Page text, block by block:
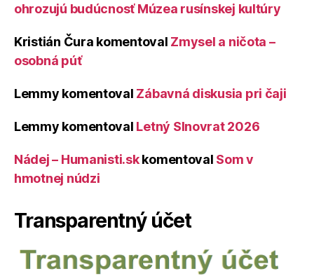
ohrozujú budúcnosť Múzea rusínskej kultúry
Kristián Čura komentoval Zmysel a ničota –
osobná púť
Lemmy komentoval Zábavná diskusia pri čaji
Lemmy komentoval Letný Slnovrat 2026
Nádej – Humanisti.skkomentoval Som v
hmotnej núdzi
Transparentný účet